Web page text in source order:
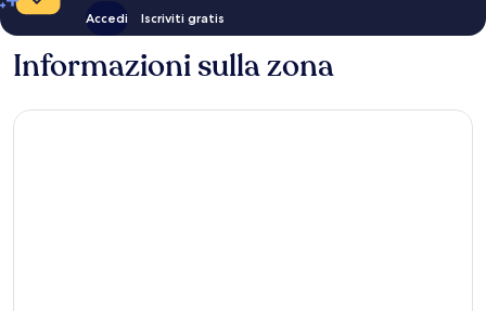
Accedi Iscriviti gratis
Informazioni sulla zona